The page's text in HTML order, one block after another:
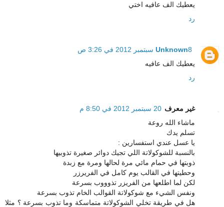
يعطيك الف عافيه اختي
رد
Unknown8 سبتمبر 2012 في 3:26 ص
يعطيك الف عافيه
رد
غير معرف 20 سبتمبر 2012 في 8:50 م
ماشاء الله روعة
تسلم يدك
يا عسل عندي استفسارين :
بالنسبة للشوكولاتة اللي تجيك دوائر صغيرة تذوبيها
ذوبتها في حمام مائي مرة لحالها ومرة مع زبدة
وحطيتها في القالب يوم كامل في الفريرزر
لكن لما اطلعها من الفريزر تذوووب بسرعة
ونفس الشيء مع شوكولاتة القوالب الخام تذوب بسرعة
هل في طريقة تخلي الشوكولاتة متماسكة وما تذوب بسرعة ؟ مثلا